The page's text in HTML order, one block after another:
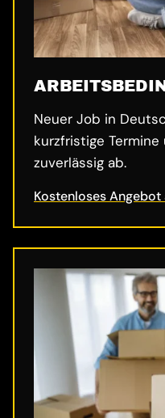
Neuer Job in
kurzfristige Termine
zuverlässig ab.
Kostenloses